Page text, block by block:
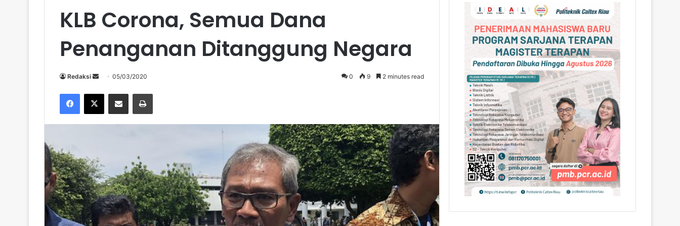
KLB Corona, Semua Dana
Penanganan Ditanggung Negara
Redaksi
Send05/03/2020 0 9 2 minutes read
Facebook
X Share via Email Print